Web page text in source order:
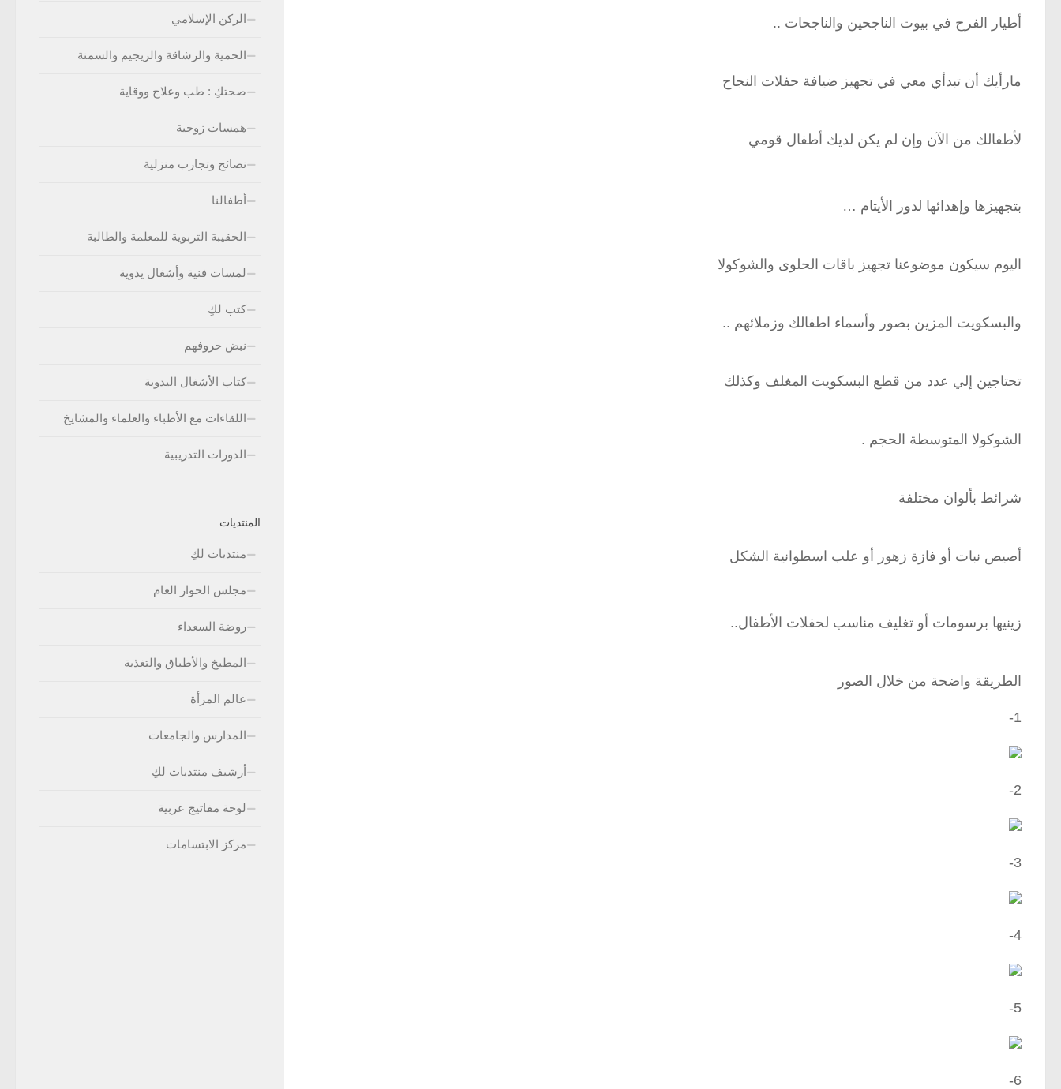
أطيار الفرح في بيوت الناجحين والناجحات ..
مارأيك أن تبدأي معي في تجهيز ضيافة حفلات النجاح
لأطفالك من الآن وإن لم يكن لديك أطفال قومي
بتجهيزها وإهدائها لدور الأيتام …
اليوم سيكون موضوعنا تجهيز باقات الحلوى والشوكولا
والبسكويت المزين بصور وأسماء اطفالك وزملائهم ..
تحتاجين إلي عدد من قطع البسكويت المغلف وكذلك
الشوكولا المتوسطة الحجم .
شرائط بألوان مختلفة
أصيص نبات أو فازة زهور أو علب اسطوانية الشكل
زينيها برسومات أو تغليف مناسب لحفلات الأطفال..
الطريقة واضحة من خلال الصور
1-
2-
3-
4-
5-
6-
الركن الإسلامي
الحمية والرشاقة والريجيم والسمنة
صحتكِ : طب وعلاج ووقاية
همسات زوجية
نصائح وتجارب منزلية
أطفالنا
الحقيبة التربوية للمعلمة والطالبة
لمسات فنية وأشغال يدوية
كتب لكِ
نبض حروفهم
كتاب الأشغال اليدوية
اللقاءات مع الأطباء والعلماء والمشايخ
الدورات التدريبية
المنتديات
منتديات لكِ
مجلس الحوار العام
روضة السعداء
المطبخ والأطباق والتغذية
عالم المرأة
المدارس والجامعات
أرشيف منتديات لكِ
لوحة مفاتيج عربية
مركز الابتسامات